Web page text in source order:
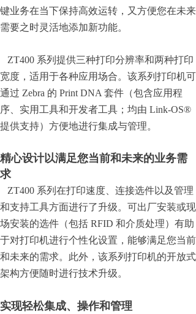
键业务在当下保持高效运转，又方便您在未来
需要之时灵活地添加新功能。
ZT400 系列提供三种打印分辨率和两种打印
宽度，适用于各种应用场合。该系列打印机可
通过 Zebra 的 Print DNA 套件（包含应用程
序、实用工具和开发者工具；均由 Link-OS®
提供支持）方便地进行集成与管理。
精心设计以满足您当前和未来的业务需
求
ZT400 系列在打印速度、连接选件以及管理
和支持工具方面进行了升级。可出厂安装或现
场安装的选件（包括 RFID 和介质处理）有助
于对打印机进行个性化设置，能够满足您当前
和未来的需求。此外，该系列打印机的开放式
架构方便随时进行技术升级。
实现轻松集成、操作和管理